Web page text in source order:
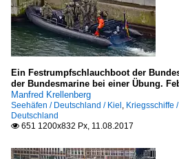
Ein Festrumpfschlauchboot der
der Bundesmarine bei einer Übung.
Manfred Krellenberg
Seehäfen / Deutschland / Kiel , Kriegsschiffe
Deutschland
 651 1200x832 Px, 11.08.2017